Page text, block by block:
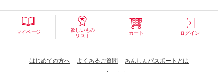
マイページ
欲しいもの
リスト
カート ログイン
はじめての方へ よくあるご質問
あんしんパスポートとは